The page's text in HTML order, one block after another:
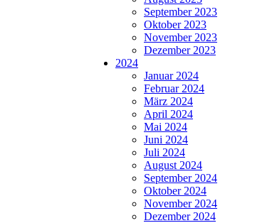
September 2023
Oktober 2023
November 2023
Dezember 2023
2024
Januar 2024
Februar 2024
März 2024
April 2024
Mai 2024
Juni 2024
Juli 2024
August 2024
September 2024
Oktober 2024
November 2024
Dezember 2024